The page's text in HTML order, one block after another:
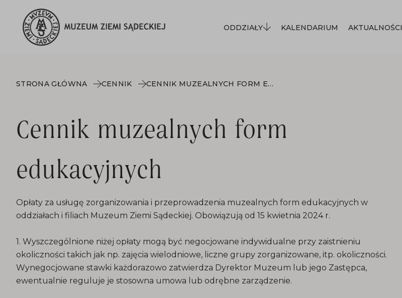
ODDZIAŁY KALENDARIUM AKTUALNOŚCI
STRONA GŁÓWNA CENNIK CENNIK MUZEALNYCH FORM EDUKACYJNYCH
Cennik muzealnych form
edukacyjnych
Opłaty za usługę zorganizowania i przeprowadzenia muzealnych form edukacyjnych w
oddziałach i filiach Muzeum Ziemi Sądeckiej. Obowiązują od 15 kwietnia 2024 r.
1. Wyszczególnione niżej opłaty mogą być negocjowane indywidualne przy zaistnieniu
okoliczności takich jak np. zajęcia wielodniowe, liczne grupy zorganizowane, itp. okoliczności.
Wynegocjowane stawki każdorazowo zatwierdza Dyrektor Muzeum lub jego Zastępca,
ewentualnie reguluje je stosowna umowa lub odrębne zarządzenie.